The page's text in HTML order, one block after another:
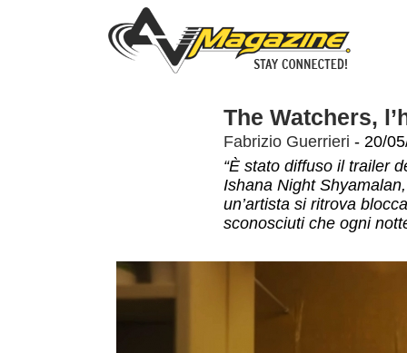
The Watchers,
Fabrizio Guerrieri - 20/
“È stato diffuso il trailer
Ishana Night
un’artista si ritrova
sconosciuti che ogni